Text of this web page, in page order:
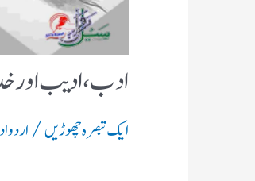
ادب، ادیب اور
ایک تبصرہ چھوڑیں/